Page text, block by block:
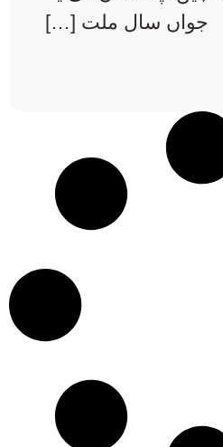
جواں سال ملت […]